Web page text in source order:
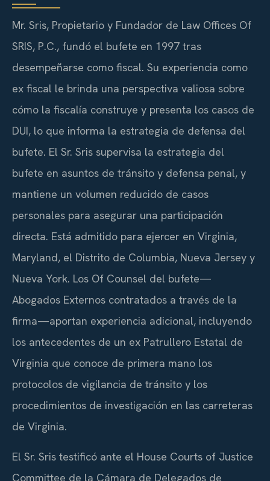
Mr. Sris, Propietario y Fundador de Law Offices Of
SRIS, P.C., fundó el bufete en 1997 tras
desempeñarse como fiscal. Su experiencia como
ex fiscal le brinda una perspectiva valiosa sobre
cómo la fiscalía construye y presenta los casos de
DUI, lo que informa la estrategia de defensa del
bufete. El Sr. Sris supervisa la estrategia del
bufete en asuntos de tránsito y defensa penal, y
mantiene un volumen reducido de casos
personales para asegurar una participación
directa. Está admitido para ejercer en Virginia,
Maryland, el Distrito de Columbia, Nueva Jersey y
Nueva York. Los Of Counsel del bufete—
Abogados Externos contratados a través de la
firma—aportan experiencia adicional, incluyendo
los antecedentes de un ex Patrullero Estatal de
Virginia que conoce de primera mano los
protocolos de vigilancia de tránsito y los
procedimientos de investigación en las carreteras
de Virginia.
El Sr. Sris testificó ante el House Courts of Justice
Committee de la Cámara de Delegados de